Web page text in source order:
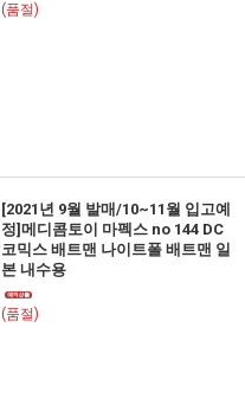
(품절)
[2021년 9월 발매/10~11월 입고예
정]메디콤토이 마펙스 no 144 DC
코믹스 배트맨 나이트폴 배트맨 일
본 내수용
(품절)